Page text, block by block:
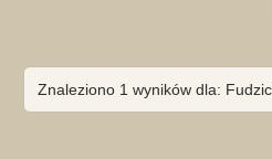
Znaleziono 1 wyników dla: